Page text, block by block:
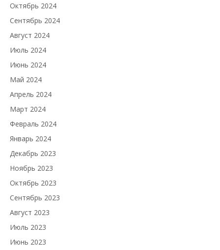
Октябрь 2024
Сентябрь 2024
Август 2024
Июль 2024
Июнь 2024
Май 2024
Апрель 2024
Март 2024
Февраль 2024
Январь 2024
Декабрь 2023
Ноябрь 2023
Октябрь 2023
Сентябрь 2023
Август 2023
Июль 2023
Июнь 2023